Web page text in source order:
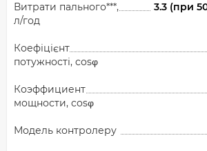
Витрати пального***,
л/год
3.3 (при
Коефіцієнт
потужності, cosφ
Коэффициент
мощности, cosφ
Модель контролеру